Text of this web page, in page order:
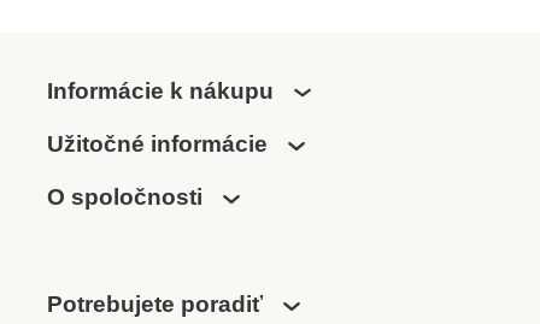
Informácie k nákupu
Užitočné informácie
O spoločnosti
Potrebujete poradiť